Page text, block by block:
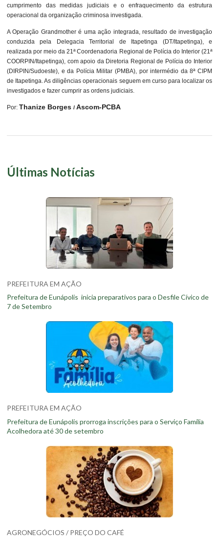
cumprimento das medidas judiciais e o enfraquecimento da estrutura
operacional da organização criminosa investigada.
A Operação Grandmother é uma ação integrada, resultado de investigação
conduzida pela Delegacia Territorial de Itapetinga (DT/Itapetinga), e
realizada por meio da 21ª Coordenadoria Regional de Polícia do Interior (21ª
COORPIN/Itapetinga), com apoio da Diretoria Regional de Polícia do Interior
(DIRPIN/Sudoeste), e da Polícia Militar (PMBA), por intermédio da 8ª CIPM
de Itapetinga. As diligências operacionais seguem em curso para localizar os
investigados e fazer cumprir as ordens judiciais.
Por: Thanize Borges / Ascom-PCBA
Últimas Notícias
PREFEITURA EM AÇÃO
Prefeitura de Eunápolis inicia preparativos para o Desfile Cívico de
7 de Setembro
PREFEITURA EM AÇÃO
Prefeitura de Eunápolis prorroga inscrições para o Serviço Família
Acolhedora até 30 de setembro
AGRONEGÓCIOS / PREÇO DO CAFÉ